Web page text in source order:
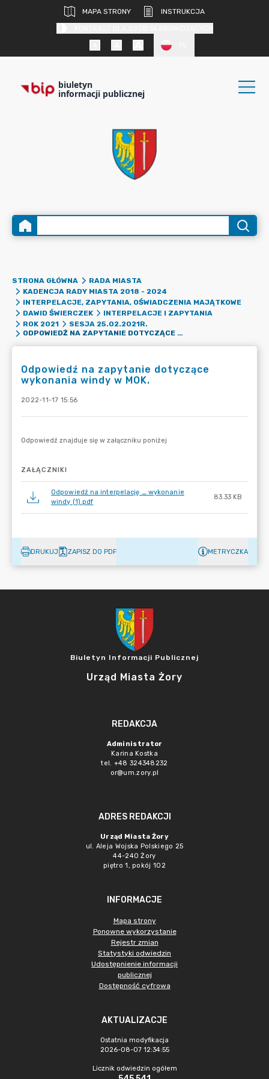
MAPA STRONY
INSTRUKCJA
biuletyn
informacji publicznej
STRONA GŁÓWNA
RADA MIASTA
KADENCJA RADY MIASTA 2018 - 2024
INTERPELACJE, ZAPYTANIA, OŚWIADCZENIA MAJĄTKOWE
DAWID ŚWIERCZEK
INTERPELACJE I ZAPYTANIA
ROK 2021
SESJA 25.02.2021R.
ODPOWIEDŹ NA ZAPYTANIE DOTYCZĄCE WYKONANIA WINDY W MOK.
Odpowiedź na zapytanie dotyczące
wykonania windy w MOK.
2022-11-17 15:56
ZAŁĄCZNIKI
Odpowiedź na interpelację _ wykonanie
windy (1).pdf
83.33 KB
DRUKUJ ZAPISZ DO PDF METRYCZKA
Biuletyn Informacji Publicznej
Urząd Miasta Żory
REDAKCJA
Administrator
Karina Kostka
tel. +48 324348232
or@um.zory.pl
ADRES REDAKCJI
Urząd Miasta Żory
ul. Aleja Wojska Polskiego 25
44-240 Żory
piętro 1, pokój 102
INFORMACJE
Mapa strony
Ponowne wykorzystanie
Rejestr zmian
Statystyki odwiedzin
Udostępnienie informacji
publicznej
Dostępność cyfrowa
AKTUALIZACJE
Ostatnia modyfikacja
2026-08-07 12:34:55
Licznik odwiedzin ogółem